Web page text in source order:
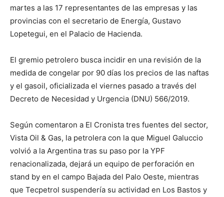
martes a las 17 representantes de las empresas y las
provincias con el secretario de Energía, Gustavo
Lopetegui, en el Palacio de Hacienda.
El gremio petrolero busca incidir en una revisión de la
medida de congelar por 90 días los precios de las naftas
y el gasoil, oficializada el viernes pasado a través del
Decreto de Necesidad y Urgencia (DNU) 566/2019.
Según comentaron a El Cronista tres fuentes del sector,
Vista Oil & Gas, la petrolera con la que Miguel Galuccio
volvió a la Argentina tras su paso por la YPF
renacionalizada, dejará un equipo de perforación en
stand by en el campo Bajada del Palo Oeste, mientras
que Tecpetrol suspendería su actividad en Los Bastos y